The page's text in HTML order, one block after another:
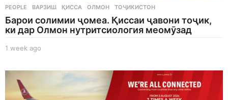
PEOPLE ВАРЗИШ ,ҚИССА ,ОЛМОН ,ТОҶИКИСТОН
Барои солимии ҷомеа. Қиссаи ҷавони тоҷик,
ки дар Олмон нутритсиология меомӯзад
1 week ago